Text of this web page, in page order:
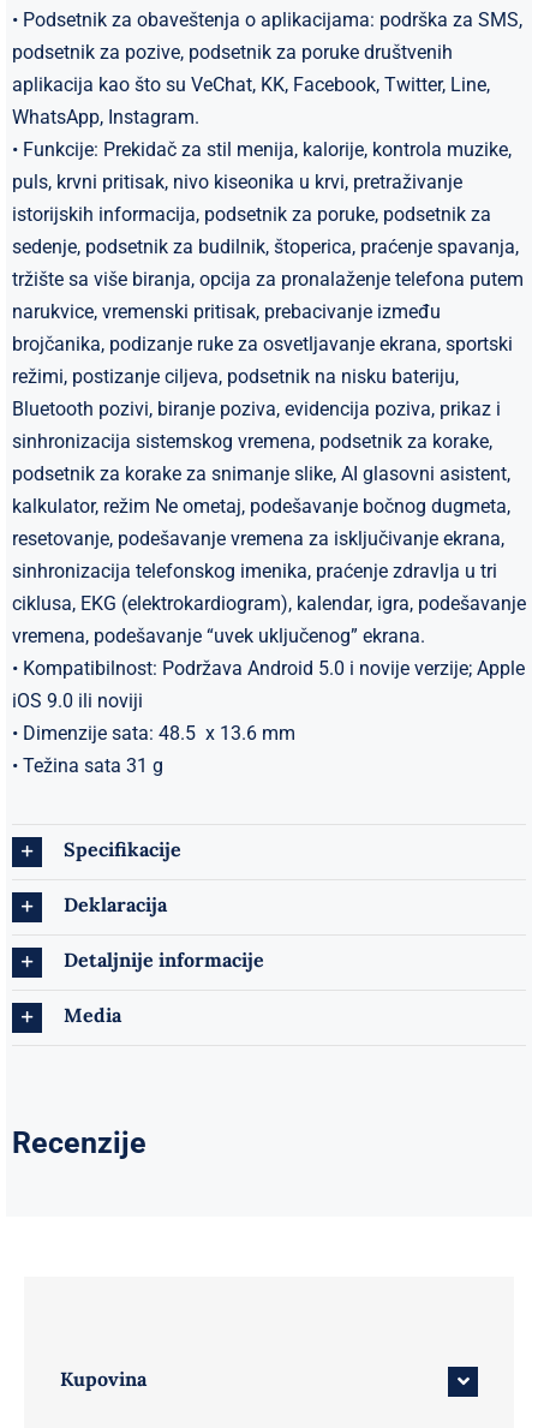
• Podsetnik za obaveštenja o aplikacijama: podrška za SMS,
podsetnik za pozive, podsetnik za poruke društvenih
aplikacija kao što su VeChat, KK, Facebook, Twitter, Line,
WhatsApp, Instagram.
• Funkcije: Prekidač za stil menija, kalorije, kontrola muzike,
puls, krvni pritisak, nivo kiseonika u krvi, pretraživanje
istorijskih informacija, podsetnik za poruke, podsetnik za
sedenje, podsetnik za budilnik, štoperica, praćenje spavanja,
tržište sa više biranja, opcija za pronalaženje telefona putem
narukvice, vremenski pritisak, prebacivanje između
brojčanika, podizanje ruke za osvetljavanje ekrana, sportski
režimi, postizanje ciljeva, podsetnik na nisku bateriju,
Bluetooth pozivi, biranje poziva, evidencija poziva, prikaz i
sinhronizacija sistemskog vremena, podsetnik za korake,
podsetnik za korake za snimanje slike, AI glasovni asistent,
kalkulator, režim Ne ometaj, podešavanje bočnog dugmeta,
resetovanje, podešavanje vremena za isključivanje ekrana,
sinhronizacija telefonskog imenika, praćenje zdravlja u tri
ciklusa, EKG (elektrokardiogram), kalendar, igra, podešavanje
vremena, podešavanje “uvek uključenog” ekrana.
• Kompatibilnost: Podržava Android 5.0 i novije verzije; Apple
iOS 9.0 ili noviji
• Dimenzije sata: 48.5 x 13.6 mm
• Težina sata 31 g
Specifikacije
Deklaracija
Detaljnije informacije
Media
Recenzije
Kupovina